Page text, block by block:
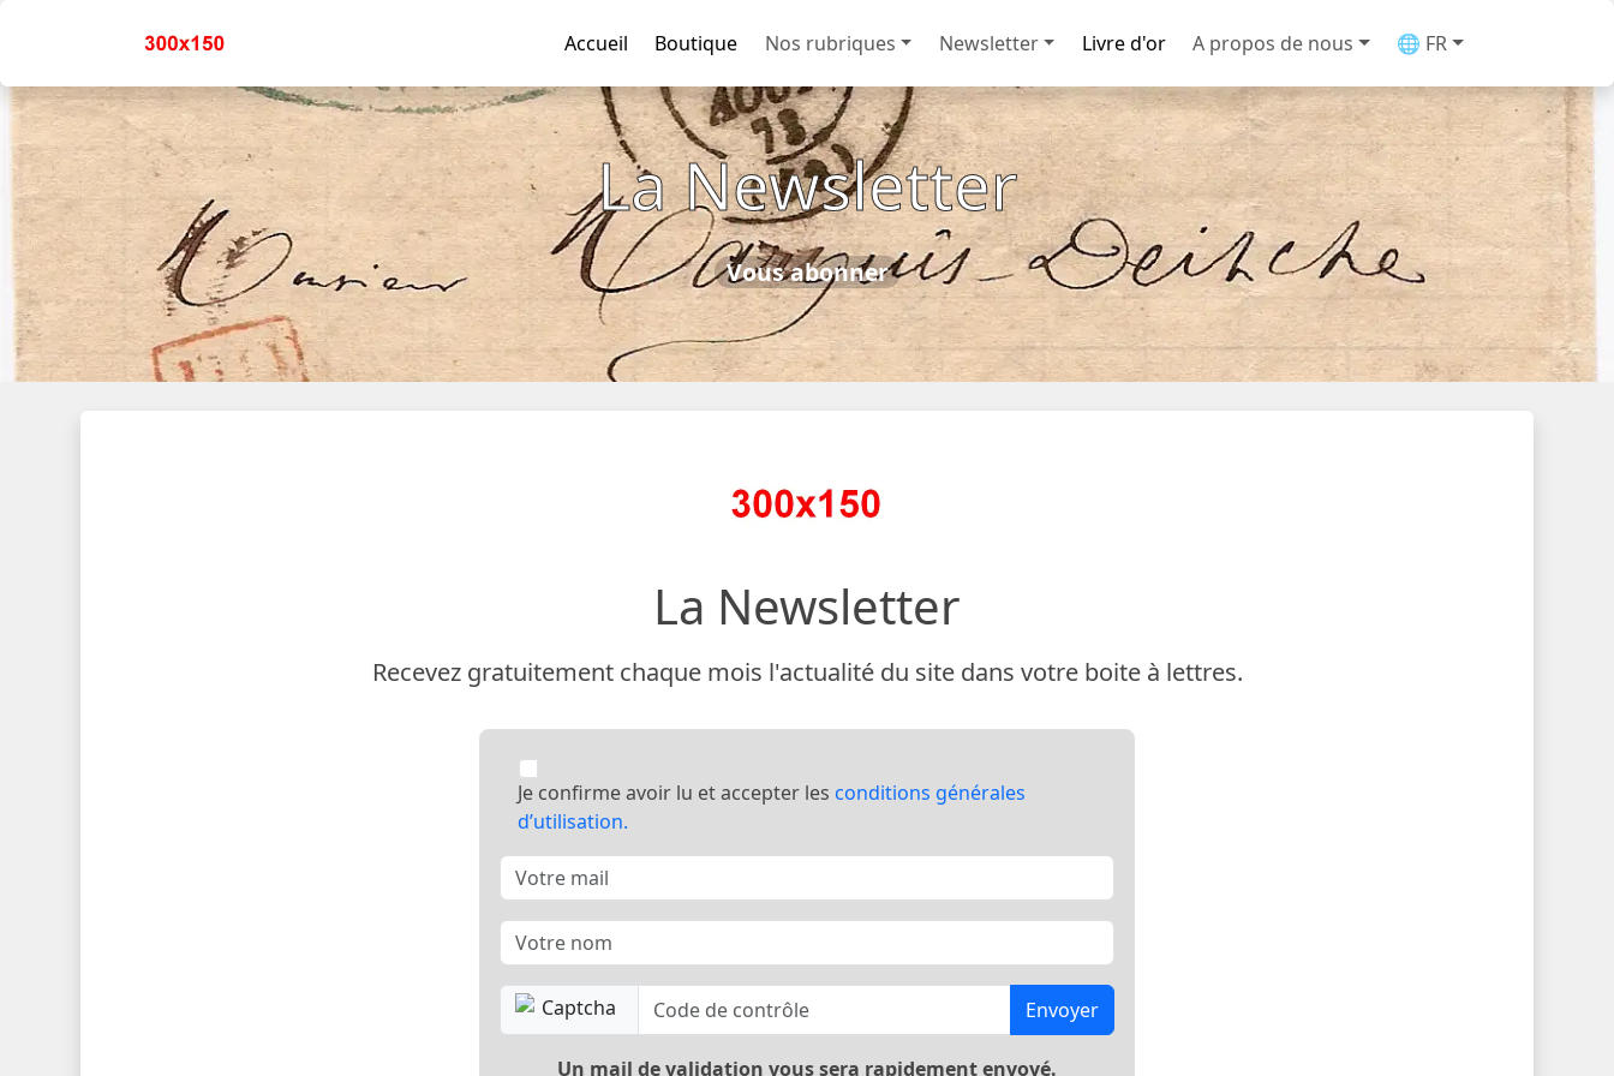
Accueil Boutique Nos rubriques Newsletter Livre d'or A propos de nous 🌐 FR
La Newsletter
Vous abonner
La Newsletter
Recevez gratuitement chaque mois l'actualité du site dans votre boite à lettres.
Je confirme avoir lu et accepter les conditions générales
d’utilisation.
Envoyer
Un mail de validation vous sera rapidement envoyé.